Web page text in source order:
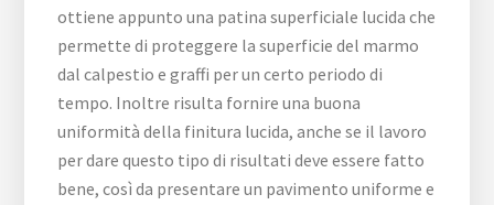
ottiene appunto una patina superficiale lucida che
permette di proteggere la superficie del marmo
dal calpestio e graffi per un certo periodo di
tempo. Inoltre risulta fornire una buona
uniformità della finitura lucida, anche se il lavoro
per dare questo tipo di risultati deve essere fatto
bene, così da presentare un pavimento uniforme e